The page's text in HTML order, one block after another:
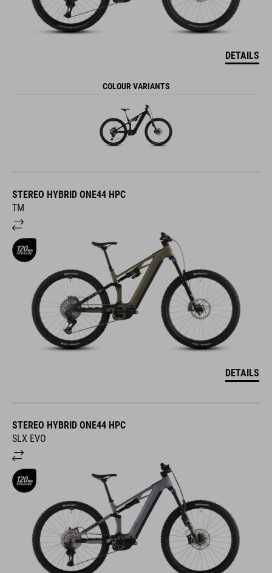
DETAILS
COLOUR VARIANTS
STEREO HYBRID ONE44 HPC
TM
DETAILS
STEREO HYBRID ONE44 HPC
SLX EVO